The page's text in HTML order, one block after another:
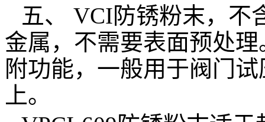
五、
VCI防锈粉末，不
金属，不需要表面预处
附功能，一般用于阀门
上。